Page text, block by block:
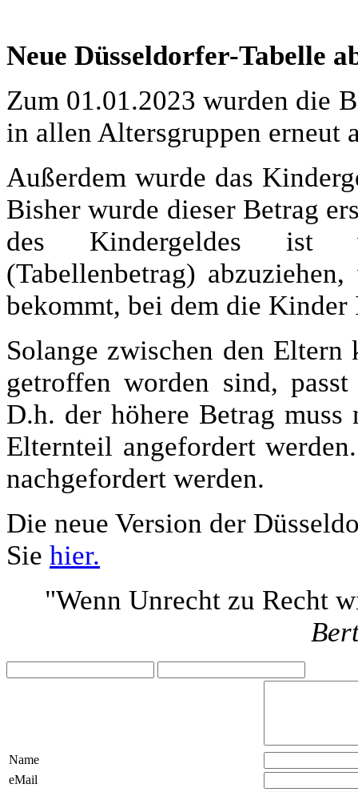
Neue Düsseldorfer-Tabelle
Zum 01.01.2023 wurden die
in allen Altersgruppen erneut
Außerdem wurde das
Bisher wurde dieser Betrag
des Kindergeldes ist
(Tabellenbetrag)
bekommt, bei dem die
Solange zwischen den Eltern
getroffen worden sind,
D.h. der höhere Betrag
Elternteil angefordert
nachgefordert werden.
Die neue Version der
Sie hier.
"Wenn Unrecht zu Recht
Name
eMail